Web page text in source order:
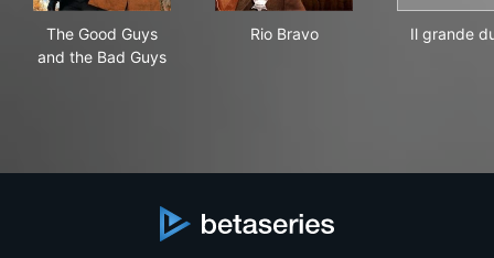
The Good Guys
and the Bad Guys
Rio Bravo Il grande